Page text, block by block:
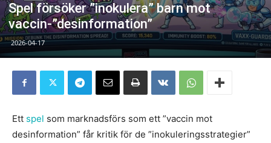
Spel försöker ”inokulera” barn mot
vaccin-”desinformation”
2026-04-17
Ett spel som marknadsförs som ett ”vaccin mot
desinformation” får kritik för de ”inokuleringsstrategier”